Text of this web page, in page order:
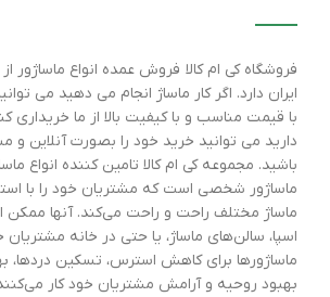
فروشگاه کی ام کالا فروش عمده انواع ماساژور از
ایران دارد. اگر کار ماساژ انجام می دهید می توانید
با قیمت مناسب و با کیفیت بالا از ما خریداری کنید.
دارید می توانید خرید خود را بصورت آنلاین و
باشید. مجموعه کی ام کالا تامین کننده انواع
ماساژور شخصی است که مشتریان خود را با
ماساژ مختلف راحت و راحت می‌کند. آنها ممکن است
اسپا، سالن‌های ماساژ، یا حتی در خانه مشتریان
ماساژورها برای کاهش استرس، تسکین دردها،
بهبود روحیه و آرامش مشتریان خود کار می‌کنند. اما